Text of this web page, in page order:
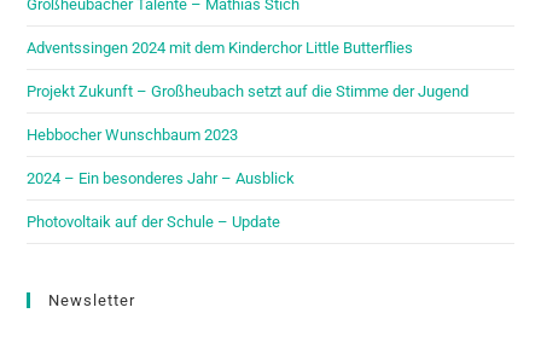
Großheubacher Talente – Mathias Stich
Adventssingen 2024 mit dem Kinderchor Little Butterflies
Projekt Zukunft – Großheubach setzt auf die Stimme der Jugend
Hebbocher Wunschbaum 2023
2024 – Ein besonderes Jahr – Ausblick
Photovoltaik auf der Schule – Update
Newsletter